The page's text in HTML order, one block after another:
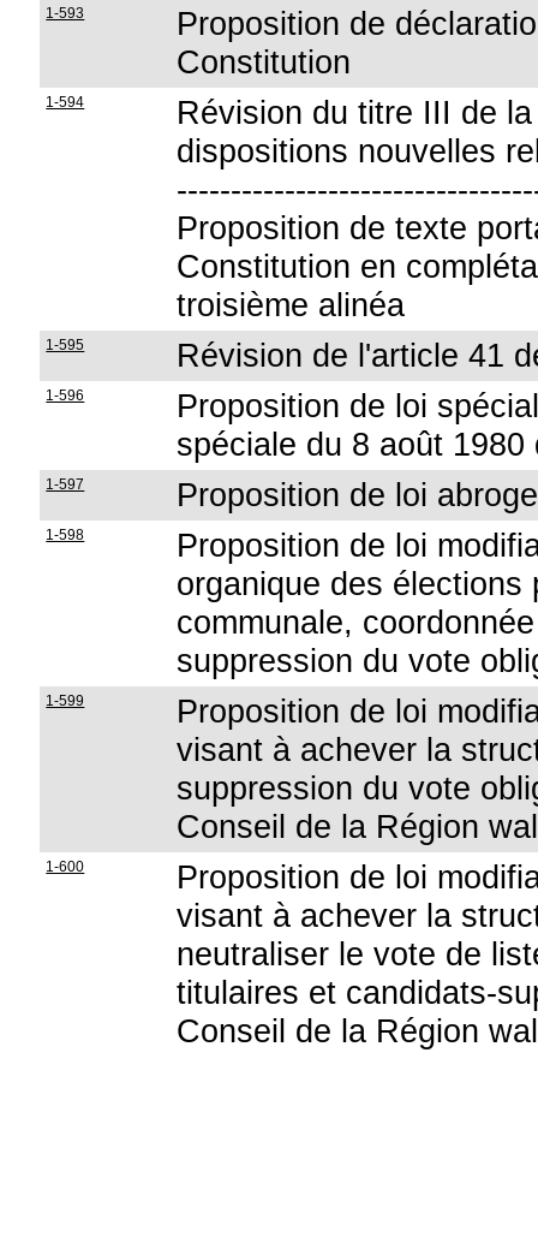
1-593
Proposition de
Constitution
1-594
Révision du titre III de
dispositions nouvelles
Proposition de texte
Constitution en
troisième alinéa
1-595 Révision de l'article 41
1-596
Proposition de loi
spéciale du 8 août
1-597 Proposition de loi
1-598
Proposition de loi
organique des
communale,
suppression du vote
1-599
Proposition de loi
visant à achever la
suppression du vote
Conseil de la Région
1-600
Proposition de loi
visant à achever la
neutraliser le vote de
titulaires et candidats-
Conseil de la Région